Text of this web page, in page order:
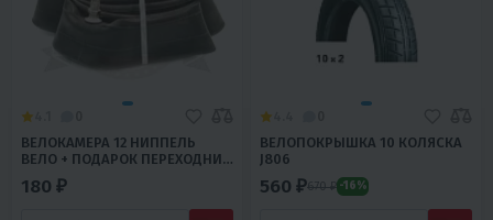
ВЕЛОКАМЕРА 12 НИППЕЛЬ
ВЕЛО + ПОДАРОК ПЕРЕХОДНИК
АВТО (CN)
180 ₽
ВЕЛОПОКРЫШКА 10 КОЛЯСКА
J806
560 ₽670 ₽ -16%